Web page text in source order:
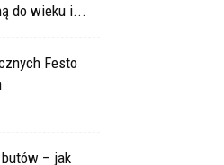
do wieku i...
Festo
– jak